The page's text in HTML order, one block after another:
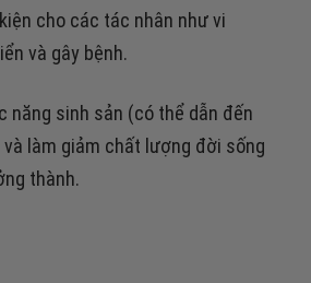
cho các tác nhân như vi
và gây bệnh.
năng sinh sản (có thể dẫn đến
làm giảm chất lượng đời sống
thành.